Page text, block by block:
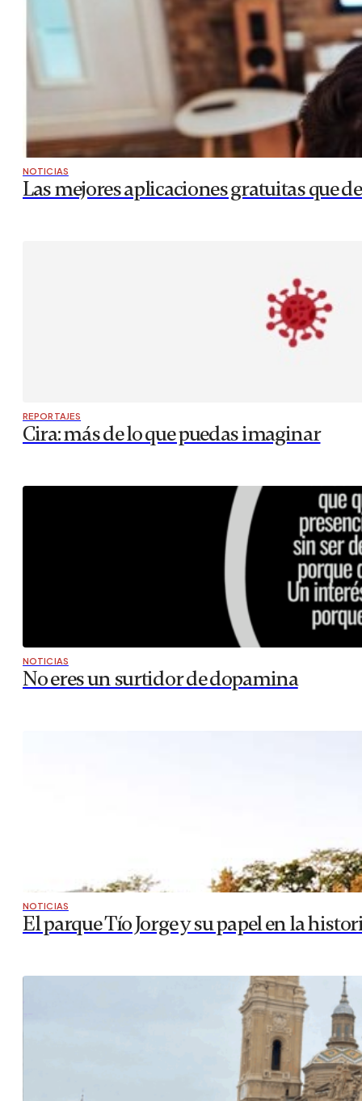
NOTICIAS
Las mejores aplicaciones gratuitas que
REPORTAJES
Cira: más de lo que puedas imaginar
NOTICIAS
No eres un surtidor de dopamina
NOTICIAS
El parque Tío Jorge y su papel en la